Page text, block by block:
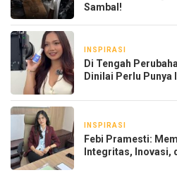
Sambal!
INSPIRASI
Di Tengah
Dinilai Perlu Punya
INSPIRASI
Febi Pramesti:
Integritas, Inovasi,